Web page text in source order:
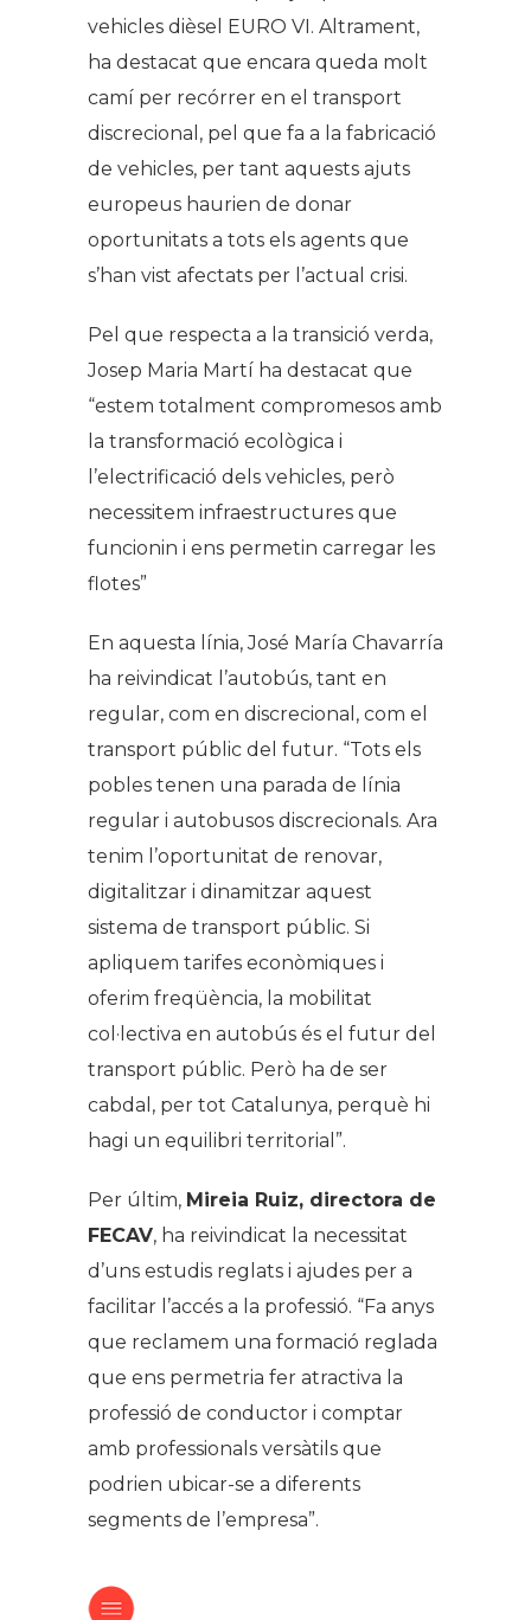
vehicles dièsel EURO VI. Altrament,
ha destacat que encara queda molt
camí per recórrer en el transport
discrecional, pel que fa a la fabricació
de vehicles, per tant aquests ajuts
europeus haurien de donar
oportunitats a tots els agents que
s’han vist afectats per l’actual crisi.
Pel que respecta a la transició verda,
Josep Maria Martí ha destacat que
“estem totalment compromesos amb
la transformació ecològica i
l’electrificació dels vehicles, però
necessitem infraestructures que
funcionin i ens permetin carregar les
flotes”
En aquesta línia, José María Chavarría
ha reivindicat l’autobús, tant en
regular, com en discrecional, com el
transport públic del futur. “Tots els
pobles tenen una parada de línia
regular i autobusos discrecionals. Ara
tenim l’oportunitat de renovar,
digitalitzar i dinamitzar aquest
sistema de transport públic. Si
apliquem tarifes econòmiques i
oferim freqüència, la mobilitat
col·lectiva en autobús és el futur del
transport públic. Però ha de ser
cabdal, per tot Catalunya, perquè hi
hagi un equilibri territorial”.
Per últim, Mireia Ruiz, directora de
FECAV, ha reivindicat la necessitat
d’uns estudis reglats i ajudes per a
facilitar l’accés a la professió. “Fa anys
que reclamem una formació reglada
que ens permetria fer atractiva la
professió de conductor i comptar
amb professionals versàtils que
podrien ubicar-se a diferents
segments de l’empresa”.